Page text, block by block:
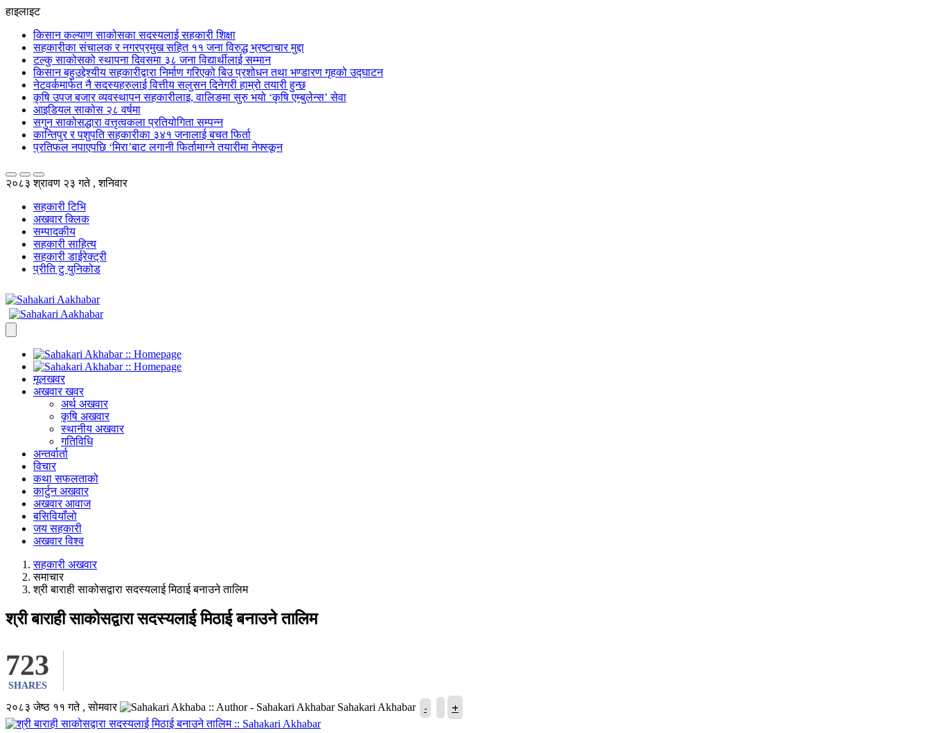
हाइलाइट
किसान कल्याण साकोसका सदस्यलाई सहकारी शिक्षा
सहकारीका संचालक र नगरप्रमुख सहित ११ जना विरुद्ध भ्रष्टाचार मुद्दा
टल्कु साकोसको स्थापना दिवसमा ३८ जना विद्यार्थीलाई सम्मान
किसान बहुउद्देश्यीय सहकारीद्वारा निर्माण गरिएको बिउ प्रशोधन तथा भण्डारण गृहको उद्घाटन
नेटवर्कमार्फत नै सदस्यहरुलाई वित्तीय सलुसन दिनेगरी हाम्रो तयारी हुन्छ
कृषि उपज बजार व्यवस्थापन सहकारीलाइ, वालिङमा सुरु भयो ‘कृषि एम्बुलेन्स’ सेवा
आइडियल साकोस २८ वर्षमा
सगुन साकोसद्धारा वत्तृत्वकला प्रतियोगिता सम्पन्न
कान्तिपुर र पशुपति सहकारीका ३४१ जनालाई बचत फिर्ता
प्रतिफल नपाएपछि ‘मिरा’बाट लगानी फिर्तामाग्ने तयारीमा नेफ्स्कून
२०८३ श्रावण २३ गते , शनिवार
सहकारी टिभि
अखवार क्लिक
सम्पादकीय
सहकारी साहित्य
सहकारी डाईरेक्ट्री
प्रीति टु युनिकोड
मूलखवर
अखवार खवर
अर्थ अखवार
कृषि अखवार
स्थानीय अखवार
गतिविधि
अन्तर्वार्ता
विचार
कथा सफलताको
कार्टुन अखवार
अखवार आवाज
बसिवियाँलो
जय सहकारी
अखवार विश्व
सहकारी अखवार
समाचार
श्री बाराही साकोसद्वारा सदस्यलाई मिठाई बनाउने तालिम
श्री बाराही साकोसद्वारा सदस्यलाई मिठाई बनाउने तालिम
723
SHARES
२०८३ जेष्ठ ११ गते , सोमवार Sahakari Akhabar - +